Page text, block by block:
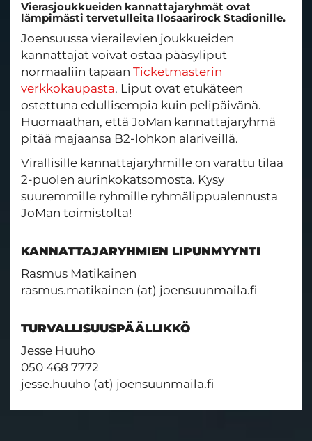
Vierasjoukkueiden kannattajaryhmät ovat
lämpimästi tervetulleita Ilosaarirock Stadionille.
Joensuussa vierailevien joukkueiden
kannattajat voivat ostaa pääsyliput
normaaliin tapaan Ticketmasterin
verkkokaupasta. Liput ovat etukäteen
ostettuna edullisempia kuin pelipäivänä.
Huomaathan, että JoMan kannattajaryhmä
pitää majaansa B2-lohkon alariveillä.
Virallisille kannattajaryhmille on varattu tilaa
2-puolen aurinkokatsomosta. Kysy
suuremmille ryhmille ryhmälippualennusta
JoMan toimistolta!
KANNATTAJARYHMIEN LIPUNMYYNTI
Rasmus Matikainen
rasmus.matikainen (at) joensuunmaila.fi
TURVALLISUUSPÄÄLLIKKÖ
Jesse Huuho
050 468 7772
​​​​​​​jesse.huuho (at) joensuunmaila.fi